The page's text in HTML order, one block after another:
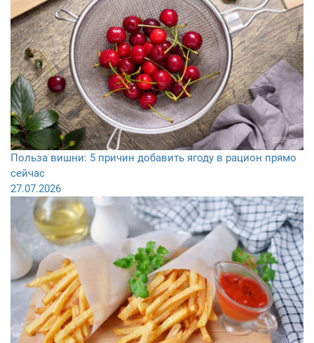
Польза вишни: 5 причин добавить ягоду в рацион прямо
сейчас
27.07.2026